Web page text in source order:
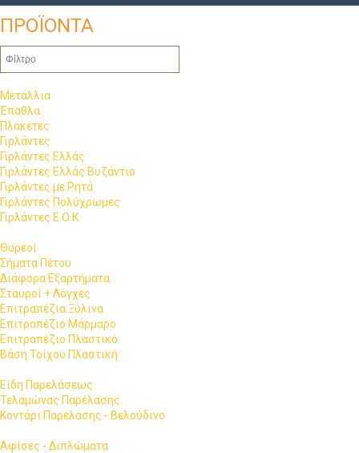
ΠΡΟΪΟΝΤΑ
Μετάλλια
Έπαθλα
Πλακέτες
Γιρλάντες
Γιρλάντες Ελλάς
Γιρλάντες Ελλάς Βυζάντιο
Γιρλάντες με Ρητά
Γιρλάντες Πολύχρωμες
Γιρλάντες Ε.Ο.Κ.
Θυρεοί
Σήματα Πέτου
Διάφορα Εξαρτήματα
Σταυροί + Λόγχες
Επιτραπέζια Ξύλινα
Επιτραπέζιο Μάρμαρο
Επιτραπέζιο Πλαστικό
Βάση Τοίχου Πλαστική
Είδη Παρελάσεως
Τελαμώνας Παρέλασης
Κοντάρι Παρέλασης - Βελούδινο
Αφίσες - Διπλώματα